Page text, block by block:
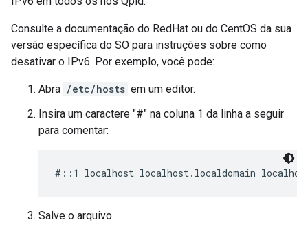
Consulte a documentação do RedHat ou do CentOS da sua
versão específica do SO para instruções sobre como
desativar o IPv6. Por exemplo, você pode:
Abra /etc/hosts em um editor.
Insira um caractere "#" na coluna 1 da linha a seguir
para comentar:
#::1 localhost localhost.localdomain
Salve o arquivo.